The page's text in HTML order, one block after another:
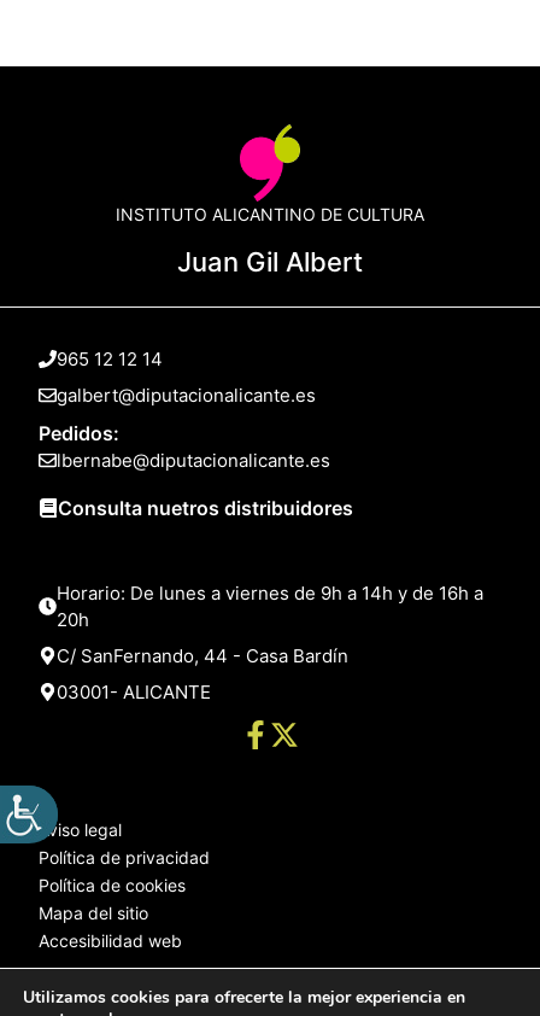
INSTITUTO ALICANTINO DE CULTURA
Juan Gil Albert
965 12 12 14
galbert@diputacionalicante.es
Pedidos:
lbernabe@diputacionalicante.es
Consulta nuetros distribuidores
Horario: De lunes a viernes de 9h a 14h y de 16h a
20h
C/ SanFernando, 44 - Casa Bardín
03001- ALICANTE
Aviso legal
Política de privacidad
Política de cookies
Mapa del sitio
Accesibilidad web
Utilizamos cookies para ofrecerte la mejor experiencia en